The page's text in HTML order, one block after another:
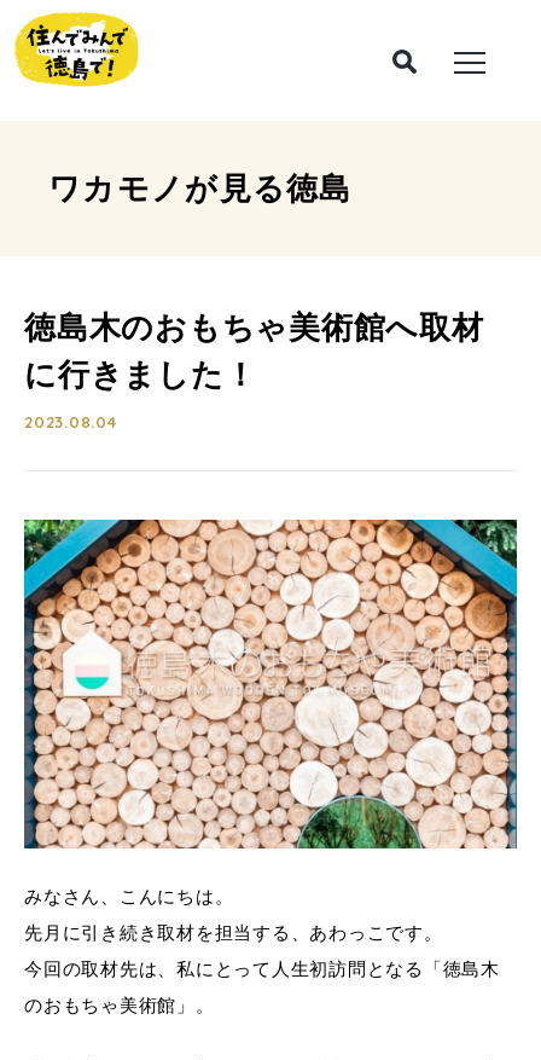
ワカモノが見る徳島
徳島木のおもちゃ美術館へ取材
に行きました！
2023.08.04
みなさん、こんにちは。
先月に引き続き取材を担当する、あわっこです。
今回の取材先は、私にとって人生初訪問となる「徳島木
のおもちゃ美術館」。